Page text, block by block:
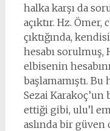
halka karşı da
açıktır. Hz.
çıktığında,
hesabı sorulmuş,
elbisenin
başlamamıştı.
Sezai
ettiği gibi, ulu’l
aslında bir